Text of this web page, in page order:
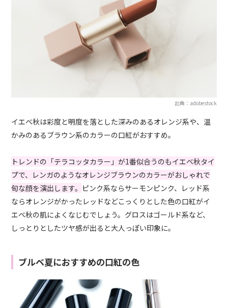
出典：adobestock
イエベ秋は彩度と明度を落とした深みのあるオレンジ系や、温
かみのあるブラウン系のカラーの口紅がおすすめ。
トレンドの「テラコッタカラー」が1番似合うのもイエベ秋タイ
プで、レンガのようなオレンジブラウンのカラーがおしゃれで
旬な顔を演出します。 ピンク系ならサーモンピンク、レッド系
ならオレンジがかったレッドなどこっくりとした色の口紅がイ
エベ秋の肌によくなじむでしょう。グロスはゴールド系など、
しっとりとしたツヤ感が出ると大人っぽい印象に。
ブルベ夏におすすめの口紅の色